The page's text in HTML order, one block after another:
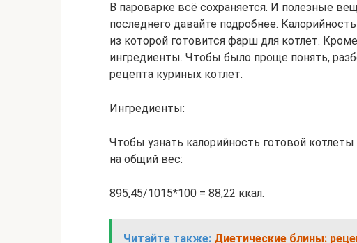
В пароварке всё сохраняется. И полезные
последнего давайте подробнее.
из которой готовится фарш для котлет.
ингредиенты. Чтобы было проще понять,
рецепта куриных котлет.
Ингредиенты:
Чтобы узнать калорийность готовой
на общий вес:
895,45/1015*100 = 88,22 ккал.
Читайте также: Диетические блины: